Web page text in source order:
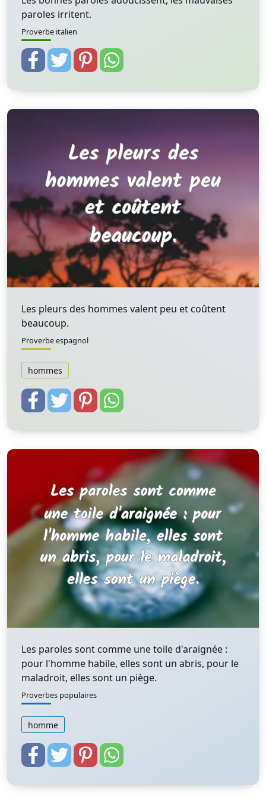
paroles irritent.
Proverbe italien
Les pleurs des hommes valent peu et coûtent
beaucoup.
Proverbe espagnol
hommes
Les paroles sont comme une toile d'araignée :
pour l'homme habile, elles sont un abris, pour le
maladroit, elles sont un piège.
Proverbes populaires
homme